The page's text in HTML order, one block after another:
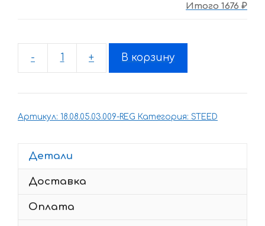
Итого 1676 ₽
-
Количество
Комплект
на
+ В корзину
Артикул: 18.08.05.03.009-REG Категория: STEED
Детали
Доставка
Оплата